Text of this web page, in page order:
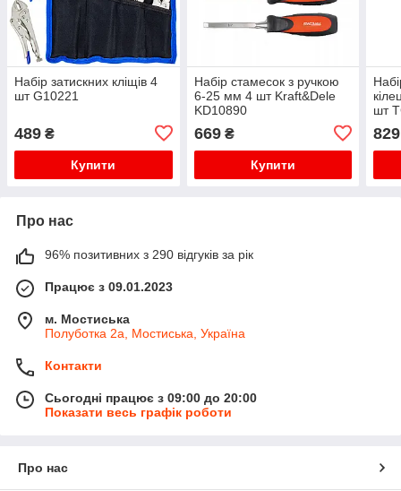
Набір затискних кліщів 4
шт G10221
489 ₴
Купити
Набір стамесок з ручкою
6-25 мм 4 шт Kraft&Dele
KD10890
669₴
Купити
шт
829
Про нас
96% позитивних з 290 відгуків за рік
Працює з 09.01.2023
м. Мостиська
Полуботка 2а, Мостиська, Україна
Контакти
Сьогодні працює з 09:00 до 20:00
Показати весь графік роботи
Про нас